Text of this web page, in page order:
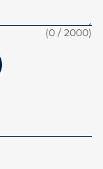
(0 / 2000)